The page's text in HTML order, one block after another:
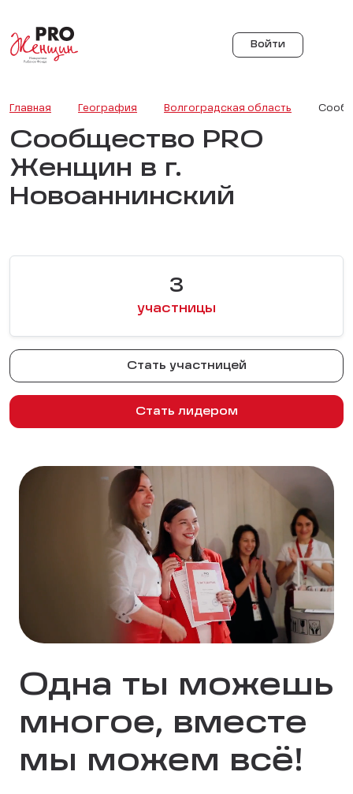
Войти
Главная География Волгоградская область
Сообщество PRO
Женщин в г.
Новоаннинский
3
участницы
Стать участницей
Стать лидером
Одна ты можешь
многое, вместе
мы можем всё!